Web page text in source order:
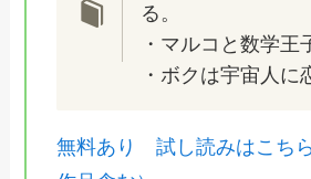
る。
・マルコと数学王
・ボクは宇宙人に
無料あり 試し読みはこち